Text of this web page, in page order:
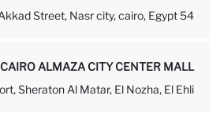
54 Abbas El Akkad Street, Nasr city, cairo, Egypt
CAIRO ALMAZA CITY CENTER MALL